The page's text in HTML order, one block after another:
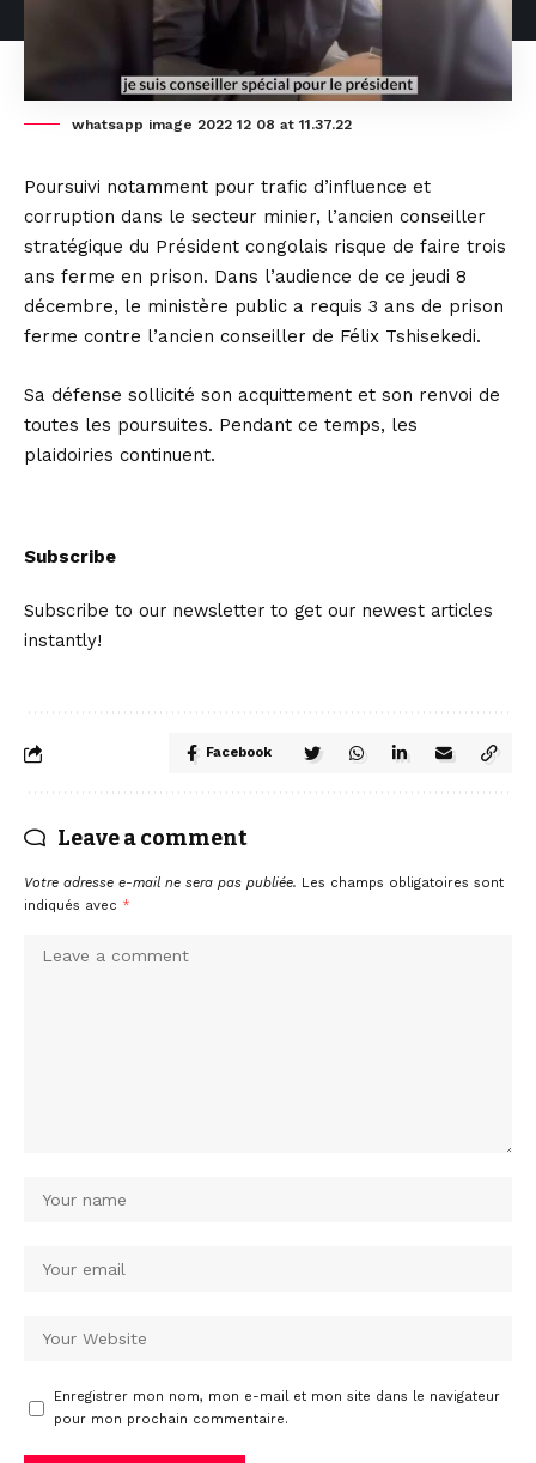
whatsapp image 2022 12 08 at 11.37.22
Poursuivi notamment pour trafic d’influence et
corruption dans le secteur minier, l’ancien conseiller
stratégique du Président congolais risque de faire trois
ans ferme en prison. Dans l’audience de ce jeudi 8
décembre, le ministère public a requis 3 ans de prison
ferme contre l’ancien conseiller de Félix Tshisekedi.
Sa défense sollicité son acquittement et son renvoi de
toutes les poursuites. Pendant ce temps, les
plaidoiries continuent.
Subscribe
Subscribe to our newsletter to get our newest articles
instantly!
Facebook
Leave a comment
Votre adresse e-mail ne sera pas publiée. Les champs obligatoires sont
indiqués avec *
Enregistrer mon nom, mon e-mail et mon site dans le navigateur
pour mon prochain commentaire.